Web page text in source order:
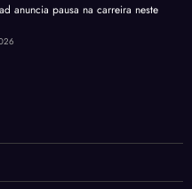
anuncia pausa na carreira neste